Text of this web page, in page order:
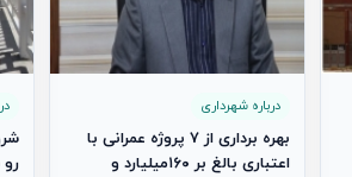
درباره شهرداری
بهره برداری از ۷ پروژه عمرانی با
اعتباری بالغ بر ۱۶۰میلیارد و
رو